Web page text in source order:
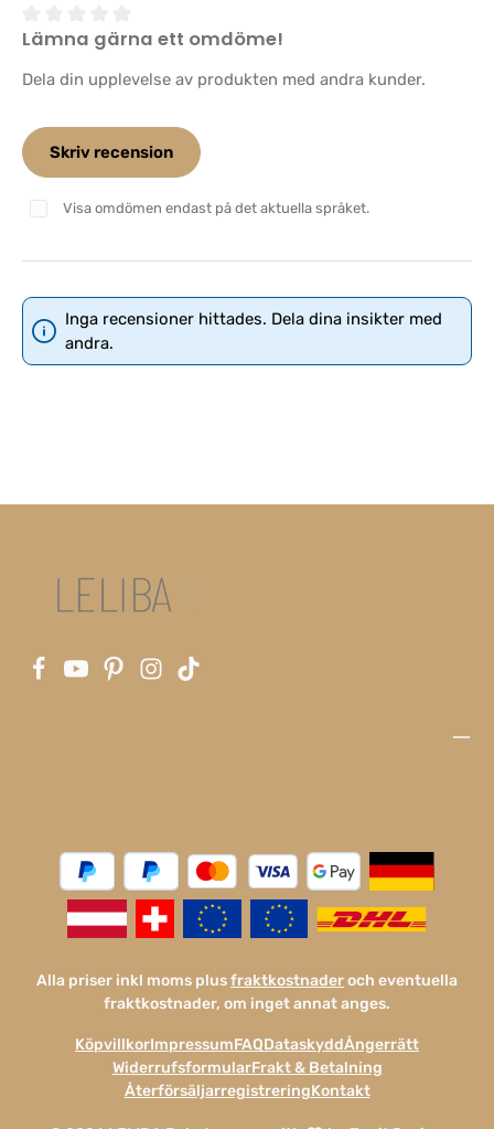
Genomsnittligt betyg på 0 av 5 stjärnor
Lämna gärna ett omdöme!
Dela din upplevelse av produkten med andra kunder.
Skriv recension
Visa omdömen endast på det aktuella språket.
Inga recensioner hittades. Dela dina insikter med
andra.
Alla priser inkl moms plusfraktkostnaderoch eventuella
fraktkostnader, om inget annat anges.
KöpvillkorImpressumFAQDataskyddÅngerrätt
WiderrufsformularFrakt & Betalning
ÅterförsäljarregistreringKontakt